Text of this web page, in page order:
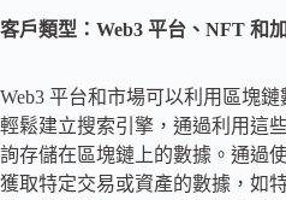
客戶類型：Web3 平台、NFT 和
Web3 平台和市場可以利用區塊
輕鬆建立搜索引擎，通過利用這
詢存儲在區塊鏈上的數據。通過
獲取特定交易或資產的數據，如